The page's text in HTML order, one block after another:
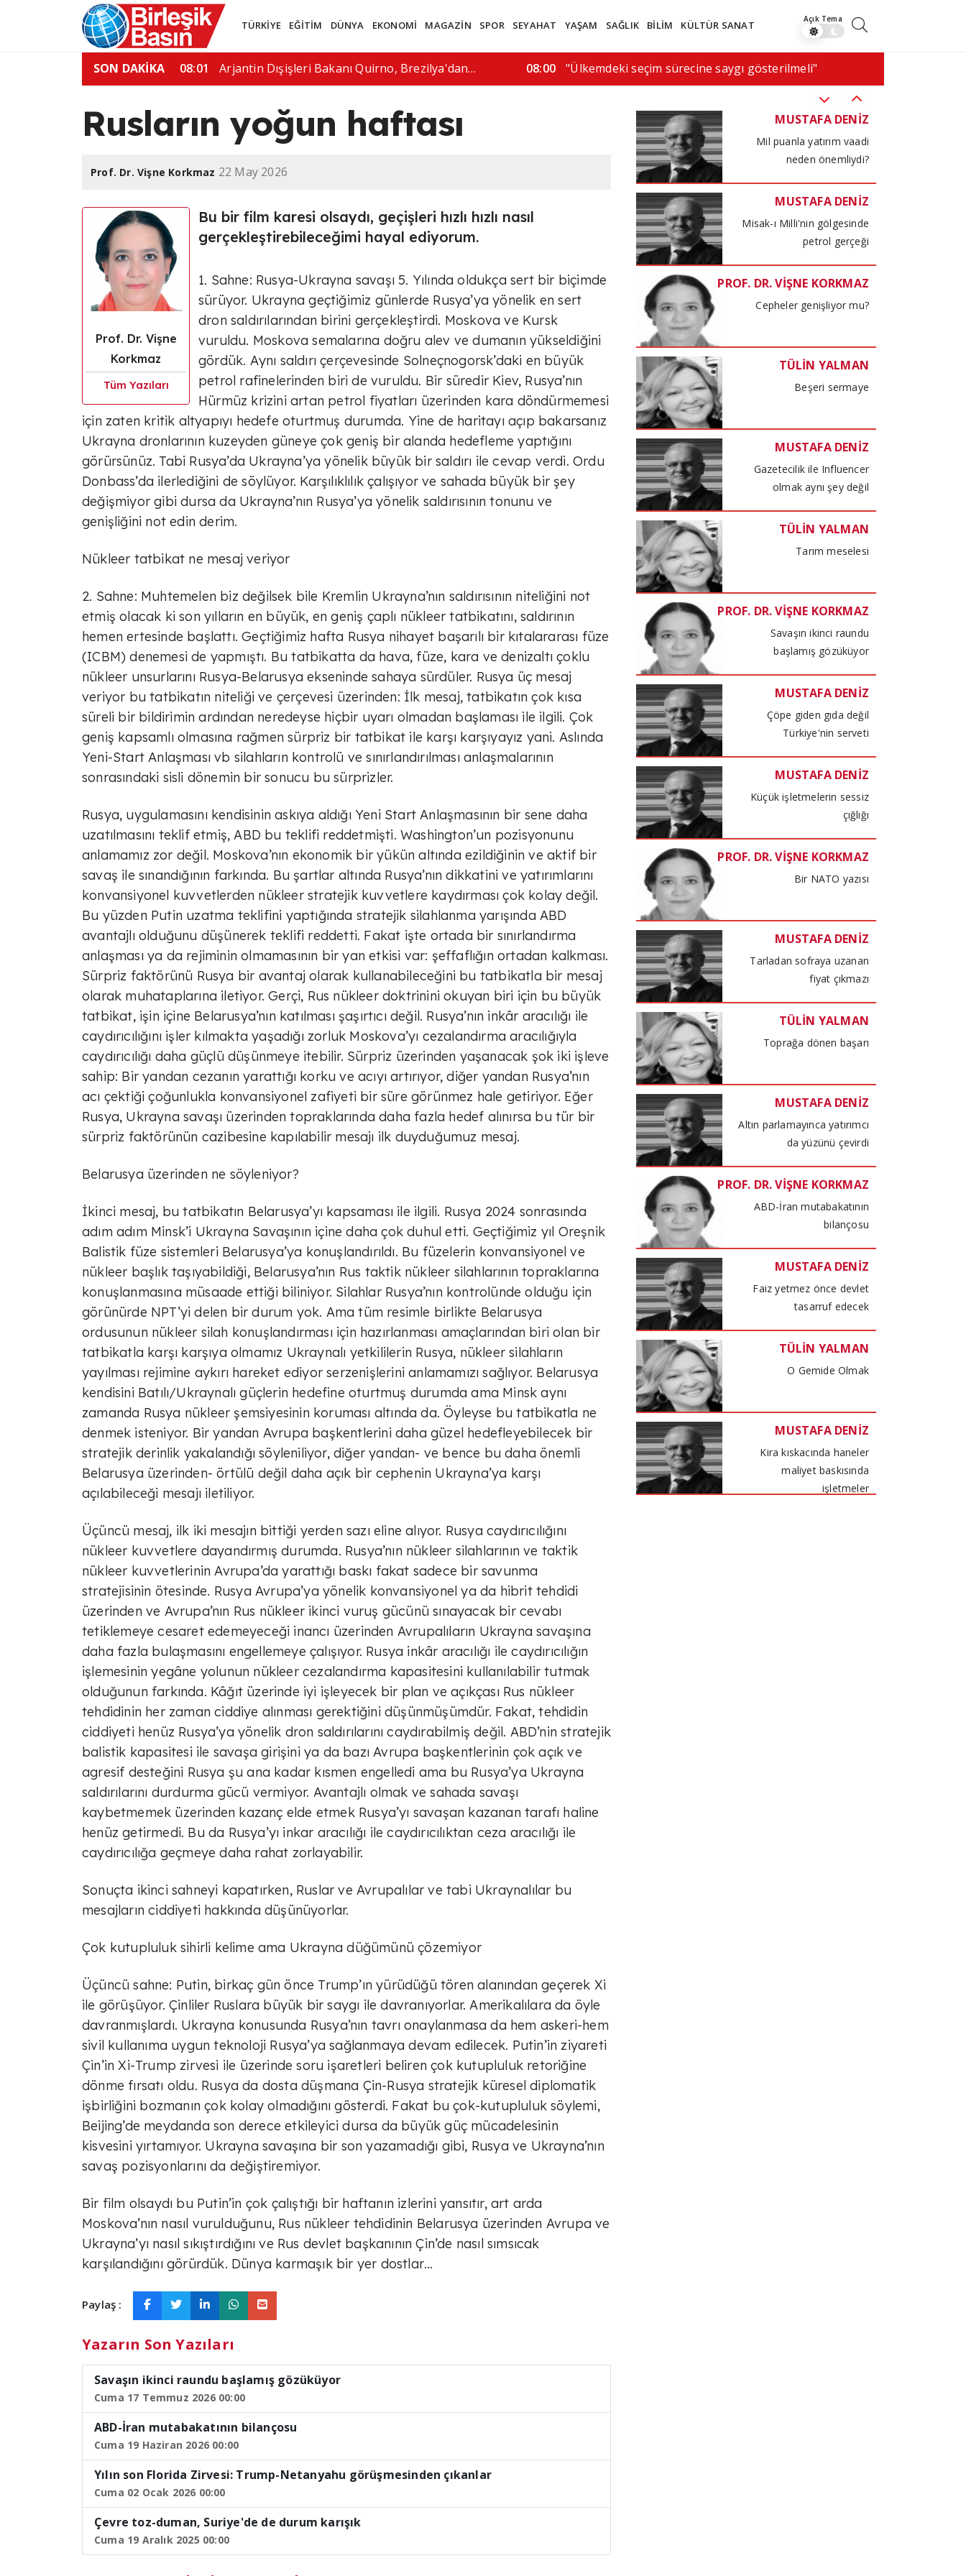
TÜRKİYE EĞİTİM DÜNYA EKONOMİ MAGAZİN SPOR SEYAHAT YAŞAM SAĞLIK BİLİM KÜLTÜR SANAT
SON DAKİKA
saygı gösterilmeli" 06:13 Sosyal medya fenomeni canlı yayında vurularak… 17:50 ABD'de drone'la kan nakli dönemi
Rusların yoğun haftası
Prof. Dr. Vişne Korkmaz 22 May 2026
Prof. Dr. Vişne
Korkmaz
Tüm Yazıları
Bu bir film karesi olsaydı, geçişleri hızlı hızlı nasıl
gerçekleştirebileceğimi hayal ediyorum.
1. Sahne: Rusya-Ukrayna savaşı 5. Yılında oldukça sert bir biçimde
sürüyor. Ukrayna geçtiğimiz günlerde Rusya’ya yönelik en sert
dron saldırılarından birini gerçekleştirdi. Moskova ve Kursk
vuruldu. Moskova semalarına doğru alev ve dumanın yükseldiğini
gördük. Aynı saldırı çerçevesinde Solneçnogorsk’daki en büyük
petrol rafinelerinden biri de vuruldu. Bir süredir Kiev, Rusya’nın
Hürmüz krizini artan petrol fiyatları üzerinden kara döndürmemesi
için zaten kritik altyapıyı hedefe oturtmuş durumda. Yine de haritayı açıp bakarsanız
Ukrayna dronlarının kuzeyden güneye çok geniş bir alanda hedefleme yaptığını
görürsünüz. Tabi Rusya’da Ukrayna’ya yönelik büyük bir saldırı ile cevap verdi. Ordu
Donbass’da ilerlediğini de söylüyor. Karşılıklılık çalışıyor ve sahada büyük bir şey
değişmiyor gibi dursa da Ukrayna’nın Rusya’ya yönelik saldırısının tonunu ve
genişliğini not edin derim.
Nükleer tatbikat ne mesaj veriyor
2. Sahne: Muhtemelen biz değilsek bile Kremlin Ukrayna’nın saldırısının niteliğini not
etmiş olacak ki son yılların en büyük, en geniş çaplı nükleer tatbikatını, saldırının
hemen ertesinde başlattı. Geçtiğimiz hafta Rusya nihayet başarılı bir kıtalararası füze
(ICBM) denemesi de yapmıştı. Bu tatbikatta da hava, füze, kara ve denizaltı çoklu
nükleer unsurlarını Rusya-Belarusya ekseninde sahaya sürdüler. Rusya üç mesaj
veriyor bu tatbikatın niteliği ve çerçevesi üzerinden: İlk mesaj, tatbikatın çok kısa
süreli bir bildirimin ardından neredeyse hiçbir uyarı olmadan başlaması ile ilgili. Çok
geniş kapsamlı olmasına rağmen sürpriz bir tatbikat ile karşı karşıyayız yani. Aslında
Yeni-Start Anlaşması vb silahların kontrolü ve sınırlandırılması anlaşmalarının
sonrasındaki sisli dönemin bir sonucu bu sürprizler.
Rusya, uygulamasını kendisinin askıya aldığı Yeni Start Anlaşmasının bir sene daha
uzatılmasını teklif etmiş, ABD bu teklifi reddetmişti. Washington’un pozisyonunu
anlamamız zor değil. Moskova’nın ekonomik bir yükün altında ezildiğinin ve aktif bir
savaş ile sınandığının farkında. Bu şartlar altında Rusya’nın dikkatini ve yatırımlarını
konvansiyonel kuvvetlerden nükleer stratejik kuvvetlere kaydırması çok kolay değil.
Bu yüzden Putin uzatma teklifini yaptığında stratejik silahlanma yarışında ABD
avantajlı olduğunu düşünerek teklifi reddetti. Fakat işte ortada bir sınırlandırma
anlaşması ya da rejiminin olmamasının bir yan etkisi var: şeffaflığın ortadan kalkması.
Sürpriz faktörünü Rusya bir avantaj olarak kullanabileceğini bu tatbikatla bir mesaj
olarak muhataplarına iletiyor. Gerçi, Rus nükleer doktrinini okuyan biri için bu büyük
tatbikat, işin içine Belarusya’nın katılması şaşırtıcı değil. Rusya’nın inkâr aracılığı ile
caydırıcılığını işler kılmakta yaşadığı zorluk Moskova’yı cezalandırma aracılığıyla
caydırıcılığı daha güçlü düşünmeye itebilir. Sürpriz üzerinden yaşanacak şok iki işleve
sahip: Bir yandan cezanın yarattığı korku ve acıyı artırıyor, diğer yandan Rusya’nın
acı çektiği çoğunlukla konvansiyonel zafiyeti bir süre görünmez hale getiriyor. Eğer
Rusya, Ukrayna savaşı üzerinden topraklarında daha fazla hedef alınırsa bu tür bir
sürpriz faktörünün cazibesine kapılabilir mesajı ilk duyduğumuz mesaj.
Belarusya üzerinden ne söyleniyor?
İkinci mesaj, bu tatbikatın Belarusya’yı kapsaması ile ilgili. Rusya 2024 sonrasında
adım adım Minsk’i Ukrayna Savaşının içine daha çok duhul etti. Geçtiğimiz yıl Oreşnik
Balistik füze sistemleri Belarusya’ya konuşlandırıldı. Bu füzelerin konvansiyonel ve
nükleer başlık taşıyabildiği, Belarusya’nın Rus taktik nükleer silahlarının topraklarına
konuşlanmasına müsaade ettiği biliniyor. Silahlar Rusya’nın kontrolünde olduğu için
görünürde NPT’yi delen bir durum yok. Ama tüm resimle birlikte Belarusya
ordusunun nükleer silah konuşlandırması için hazırlanması amaçlarından biri olan bir
tatbikatla karşı karşıya olmamız Ukraynalı yetkililerin Rusya, nükleer silahların
yayılması rejimine aykırı hareket ediyor serzenişlerini anlamamızı sağlıyor. Belarusya
kendisini Batılı/Ukraynalı güçlerin hedefine oturtmuş durumda ama Minsk aynı
zamanda Rusya nükleer şemsiyesinin koruması altında da. Öyleyse bu tatbikatla ne
denmek isteniyor. Bir yandan Avrupa başkentlerini daha güzel hedefleyebilecek bir
stratejik derinlik yakalandığı söyleniliyor, diğer yandan- ve bence bu daha önemli
Belarusya üzerinden- örtülü değil daha açık bir cephenin Ukrayna’ya karşı
açılabileceği mesajı iletiliyor.
Üçüncü mesaj, ilk iki mesajın bittiği yerden sazı eline alıyor. Rusya caydırıcılığını
nükleer kuvvetlere dayandırmış durumda. Rusya’nın nükleer silahlarının ve taktik
nükleer kuvvetlerinin Avrupa’da yarattığı baskı fakat sadece bir savunma
stratejisinin ötesinde. Rusya Avrupa’ya yönelik konvansiyonel ya da hibrit tehdidi
üzerinden ve Avrupa’nın Rus nükleer ikinci vuruş gücünü sınayacak bir cevabı
tetiklemeye cesaret edemeyeceği inancı üzerinden Avrupalıların Ukrayna savaşına
daha fazla bulaşmasını engellemeye çalışıyor. Rusya inkâr aracılığı ile caydırıcılığın
işlemesinin yegâne yolunun nükleer cezalandırma kapasitesini kullanılabilir tutmak
olduğunun farkında. Kâğıt üzerinde iyi işleyecek bir plan ve açıkçası Rus nükleer
tehdidinin her zaman ciddiye alınması gerektiğini düşünmüşümdür. Fakat, tehdidin
ciddiyeti henüz Rusya’ya yönelik dron saldırılarını caydırabilmiş değil. ABD’nin stratejik
balistik kapasitesi ile savaşa girişini ya da bazı Avrupa başkentlerinin çok açık ve
agresif desteğini Rusya şu ana kadar kısmen engelledi ama bu Rusya’ya Ukrayna
saldırılarını durdurma gücü vermiyor. Avantajlı olmak ve sahada savaşı
kaybetmemek üzerinden kazanç elde etmek Rusya’yı savaşan kazanan tarafı haline
henüz getirmedi. Bu da Rusya’yı inkar aracılığı ile caydırıcılıktan ceza aracılığı ile
caydırıcılığa geçmeye daha rahat zorlayabilir.
Sonuçta ikinci sahneyi kapatırken, Ruslar ve Avrupalılar ve tabi Ukraynalılar bu
mesajların ciddiyeti hakkında düşünüyorlar.
Çok kutupluluk sihirli kelime ama Ukrayna düğümünü çözemiyor
Üçüncü sahne: Putin, birkaç gün önce Trump’ın yürüdüğü tören alanından geçerek Xi
ile görüşüyor. Çinliler Ruslara büyük bir saygı ile davranıyorlar. Amerikalılara da öyle
davranmışlardı. Ukrayna konusunda Rusya’nın tavrı onaylanmasa da hem askeri-hem
sivil kullanıma uygun teknoloji Rusya’ya sağlanmaya devam edilecek. Putin’in ziyareti
Çin’in Xi-Trump zirvesi ile üzerinde soru işaretleri beliren çok kutupluluk retoriğine
dönme fırsatı oldu. Rusya da dosta düşmana Çin-Rusya stratejik küresel diplomatik
işbirliğini bozmanın çok kolay olmadığını gösterdi. Fakat bu çok-kutupluluk söylemi,
Beijing’de meydanda son derece etkileyici dursa da büyük güç mücadelesinin
kisvesini yırtamıyor. Ukrayna savaşına bir son yazamadığı gibi, Rusya ve Ukrayna’nın
savaş pozisyonlarını da değiştiremiyor.
Bir film olsaydı bu Putin’in çok çalıştığı bir haftanın izlerini yansıtır, art arda
Moskova’nın nasıl vurulduğunu, Rus nükleer tehdidinin Belarusya üzerinden Avrupa ve
Ukrayna’yı nasıl sıkıştırdığını ve Rus devlet başkanının Çin’de nasıl sımsıcak
karşılandığını görürdük. Dünya karmaşık bir yer dostlar…
Paylaş :
Yazarın Son Yazıları
Savaşın ikinci raundu başlamış gözüküyor
Cuma 17 Temmuz 2026 00:00
ABD-İran mutabakatının bilançosu
Cuma 19 Haziran 2026 00:00
Yılın son Florida Zirvesi: Trump-Netanyahu görüşmesinden çıkanlar
Cuma 02 Ocak 2026 00:00
Çevre toz-duman, Suriye'de de durum karışık
Cuma 19 Aralık 2025 00:00
TÜLİN YALMAN
MUSTAFA DENİZ
Mil puanla yatırım vaadi
neden önemliydi?
MUSTAFA DENİZ
Misak-ı Milli'nin gölgesinde
petrol gerçeği
PROF. DR. VİŞNE KORKMAZ
Cepheler genişliyor mu?
TÜLİN YALMAN
Beşeri sermaye
MUSTAFA DENİZ
Gazetecilik ile Influencer
olmak aynı şey değil
TÜLİN YALMAN
Tarım meselesi
PROF. DR. VİŞNE KORKMAZ
Savaşın ikinci raundu
başlamış gözüküyor
MUSTAFA DENİZ
Çöpe giden gıda değil
Türkiye'nin serveti
MUSTAFA DENİZ
Küçük işletmelerin sessiz
çığlığı
PROF. DR. VİŞNE KORKMAZ
Bir NATO yazısı
MUSTAFA DENİZ
Tarladan sofraya uzanan
fiyat çıkmazı
TÜLİN YALMAN
Toprağa dönen başarı
MUSTAFA DENİZ
Altın parlamayınca yatırımcı
da yüzünü çevirdi
PROF. DR. VİŞNE KORKMAZ
ABD-İran mutabakatının
bilançosu
MUSTAFA DENİZ
Faiz yetmez önce devlet
tasarruf edecek
TÜLİN YALMAN
O Gemide Olmak
MUSTAFA DENİZ
Kira kıskacında haneler
maliyet baskısında
işletmeler